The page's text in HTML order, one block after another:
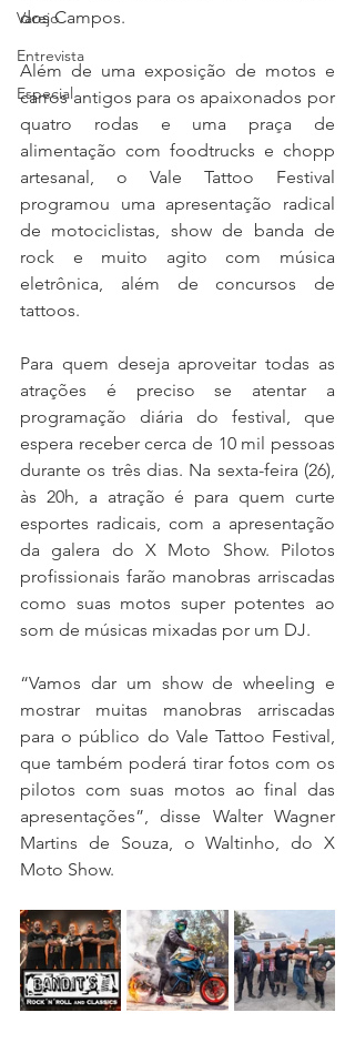
Varejo
Entrevista
Especial
dos Campos.
Além de uma exposição de motos e
carros antigos para os apaixonados por
quatro rodas e uma praça de
alimentação com foodtrucks e chopp
artesanal, o Vale Tattoo Festival
programou uma apresentação radical
de motociclistas, show de banda de
rock e muito agito com música
eletrônica, além de concursos de
tattoos.
Para quem deseja aproveitar todas as
atrações é preciso se atentar a
programação diária do festival, que
espera receber cerca de 10 mil pessoas
durante os três dias. Na sexta-feira (26),
às 20h, a atração é para quem curte
esportes radicais, com a apresentação
da galera do X Moto Show. Pilotos
profissionais farão manobras arriscadas
como suas motos super potentes ao
som de músicas mixadas por um DJ.
“Vamos dar um show de wheeling e
mostrar muitas manobras arriscadas
para o público do Vale Tattoo Festival,
que também poderá tirar fotos com os
pilotos com suas motos ao final das
apresentações”, disse Walter Wagner
Martins de Souza, o Waltinho, do X
Moto Show.